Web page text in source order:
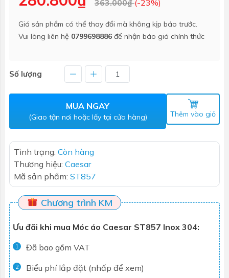
363.000₫(-23%)
Giá sản phẩm có thể thay đổi mà không kịp báo trước.
Vui lòng liên hệ 0799698886 để nhận báo giá chính thức
Số lượng
MUA NGAY
(Giao tận nơi hoặc lấy tại cửa hàng) Thêm vào giỏ
Tình trạng: Còn hàng
Thương hiệu: Caesar
Mã sản phẩm: ST857
Chương trình KM
Ưu đãi khi mua Móc áo Caesar ST857 Inox 304:
1 Đã bao gồm VAT
2 Biểu phí lắp đặt (nhấp để xem)